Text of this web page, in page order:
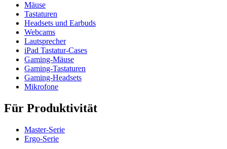
Mäuse
Tastaturen
Headsets und Earbuds
Webcams
Lautsprecher
iPad Tastatur-Cases
Gaming-Mäuse
Gaming-Tastaturen
Gaming-Headsets
Mikrofone
Für Produktivität
Master-Serie
Ergo-Serie